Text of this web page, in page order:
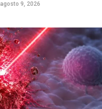
agosto 9, 2026